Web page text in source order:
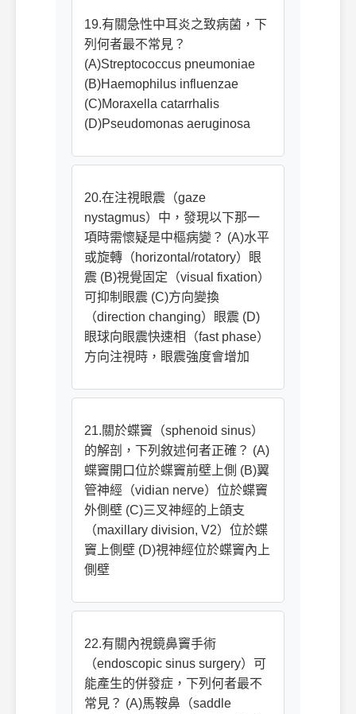
19.有關急性中耳炎之致病菌，下
列何者最不常見？
(A)Streptococcus pneumoniae
(B)Haemophilus influenzae
(C)Moraxella catarrhalis
(D)Pseudomonas aeruginosa
20.在注視眼震（gaze
nystagmus）中，發現以下那一
項時需懷疑是中樞病變？ (A)水平
或旋轉（horizontal/rotatory）眼
震 (B)視覺固定（visual fixation）
可抑制眼震 (C)方向變換
（direction changing）眼震 (D)
眼球向眼震快速相（fast phase）
方向注視時，眼震強度會增加
21.關於蝶竇（sphenoid sinus）
的解剖，下列敘述何者正確？ (A)
蝶竇開口位於蝶竇前壁上側 (B)翼
管神經（vidian nerve）位於蝶竇
外側壁 (C)三叉神經的上頜支
（maxillary division, V2）位於蝶
竇上側壁 (D)視神經位於蝶竇內上
側壁
22.有關內視鏡鼻竇手術
（endoscopic sinus surgery）可
能產生的併發症，下列何者最不
常見？ (A)馬鞍鼻（saddle